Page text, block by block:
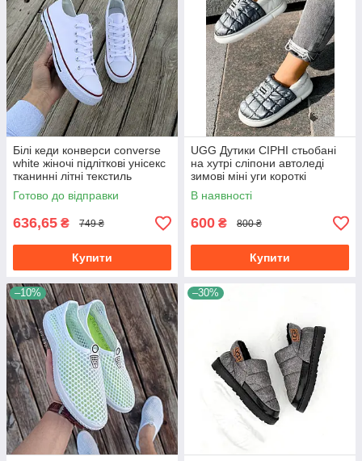
Білі кеди конверси converse
white жіночі підліткові унісекс
тканинні літні текстиль
Готово до відправки
636,65 ₴ 749 ₴
Купити
UGG Дутики СІРНІ стьобані
на хутрі сліпони автоледі
зимові міні уги короткі
В наявності
600 ₴ 800 ₴
Купити
–10% –30%